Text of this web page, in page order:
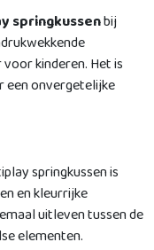
springkussenbij
kinderen. Het is
een onvergetelijke
springkussen is
en kleurrijke
uitleven tussen de
elementen.